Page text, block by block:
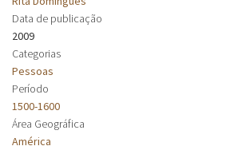
Data de publicação
2009
Categorias
Pessoas
Período
1500-1600
Área Geográfica
América